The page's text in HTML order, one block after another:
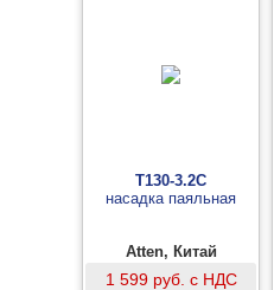
T130-3.2C
насадка паяльная
Atten, Китай
1 599 руб. с НДС